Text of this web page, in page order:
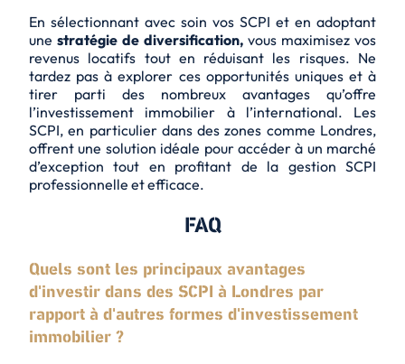
En sélectionnant avec soin vos SCPI et en adoptant
une stratégie de diversification, vous maximisez vos
revenus locatifs tout en réduisant les risques. Ne
tardez pas à explorer ces opportunités uniques et à
tirer parti des nombreux avantages qu’offre
l’investissement immobilier à l’international. Les
SCPI, en particulier dans des zones comme Londres,
offrent une solution idéale pour accéder à un marché
d’exception tout en profitant de la gestion SCPI
professionnelle et efficace.
FAQ
Quels sont les principaux avantages
d'investir dans des SCPI à Londres par
rapport à d'autres formes d'investissement
immobilier ?